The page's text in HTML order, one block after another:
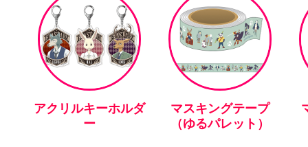
アクリルキーホルダ
ー
マスキングテープ
（ゆるパレット）